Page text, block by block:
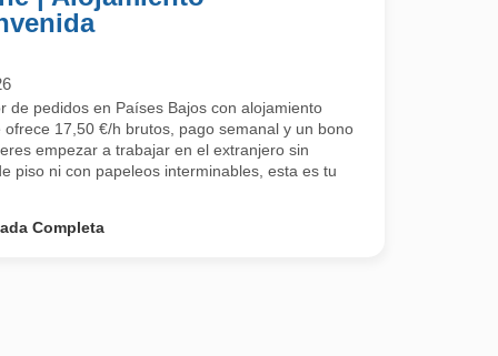
de pedidos en Países Bajos con alojamiento
ofrece 17,50 €/h brutos, pago semanal y un bono
empezar a trabajar en el extranjero sin
piso ni con papeleos interminables, esta es tu
Completa